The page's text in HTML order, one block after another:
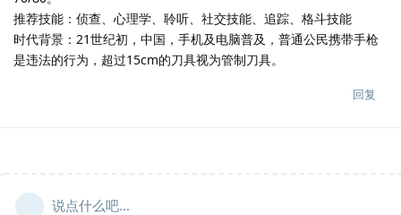
推荐技能：侦查、心理学、聆听、社交技能、追踪、格斗技能
时代背景：21世纪初，中国，手机及电脑普及，普通公民携带手枪
是违法的行为，超过15cm的刀具视为管制刀具。
回复
说点什么吧...